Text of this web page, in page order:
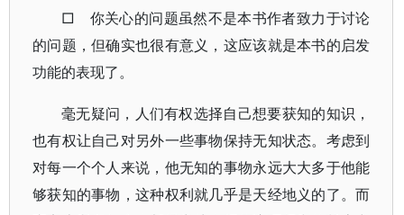
□ 你关心的问题虽然不是本书作者致力于讨论
的问题，但确实也很有意义，这应该就是本书的启发
功能的表现了。
毫无疑问，人们有权选择自己想要获知的知识，
也有权让自己对另外一些事物保持无知状态。考虑到
对每一个个人来说，他无知的事物永远大大多于他能
够获知的事物，这种权利就几乎是天经地义的了。而